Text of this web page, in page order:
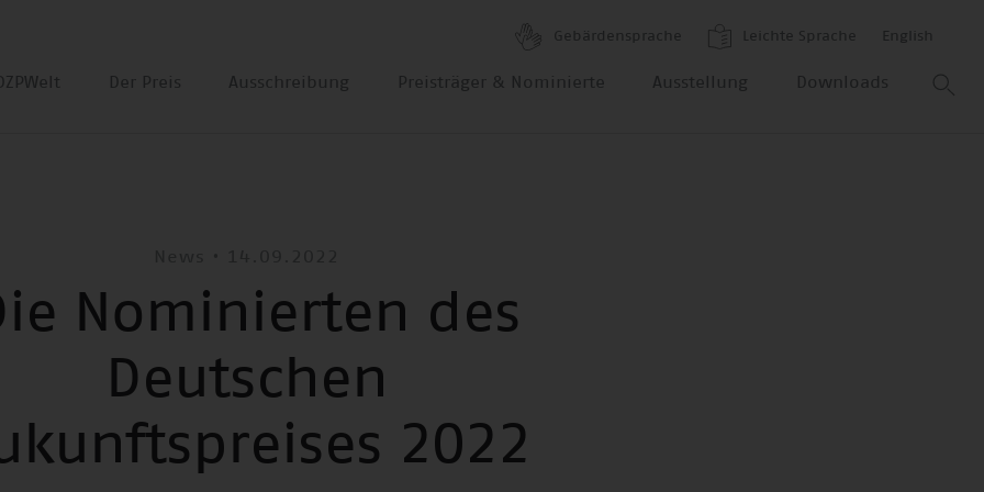
Gebärdensprache Leichte Sprache English
Der Preis Ausschreibung Preisträger & Nominierte Ausstellung Downloads
Nominierten des
Deutschen
2022